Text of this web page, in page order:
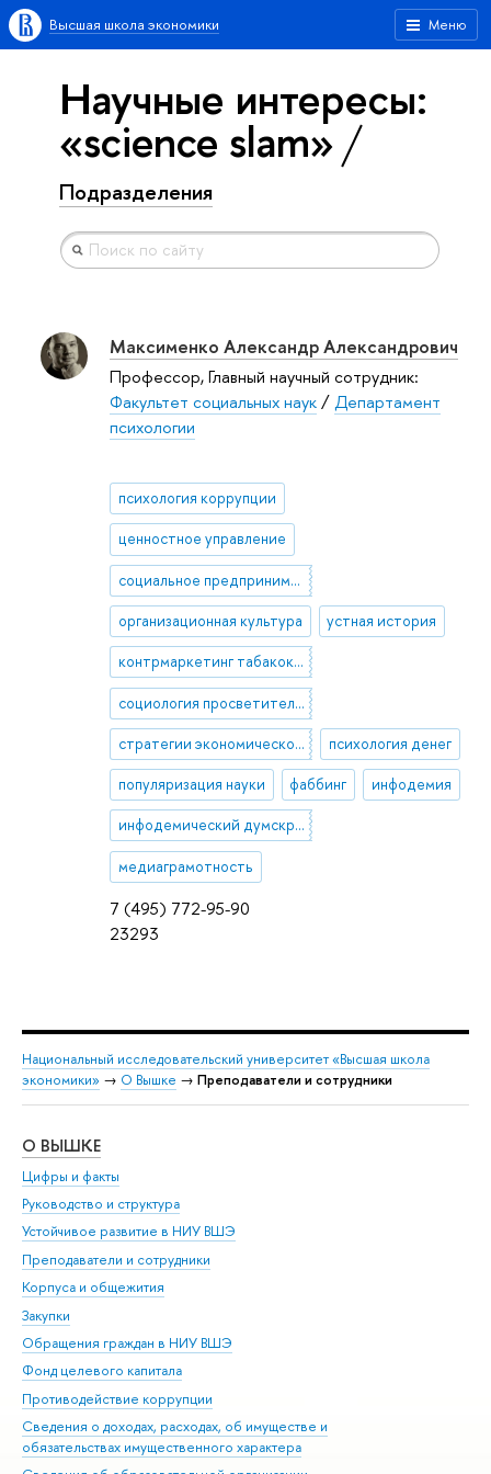
Меню
Высшая школа экономики
Научные интересы:
«science slam»
Подразделения
7 (495) 772-95-90
23293
Максименко Александр Александрович
Профессор, Главный научный сотрудник:
Факультет социальных наук/Департамент
психологии
психология коррупции
ценностное управление
социальное предпринимательство
организационная культура устная история
контрмаркетинг табакокурения
социология просветительства
стратегии экономического поведения психология денег
популяризация науки фаббинг инфодемия
инфодемический думскроллинг
медиаграмотность
Национальный исследовательский университет «Высшая школа
экономики» → О Вышке → Преподаватели и сотрудники
О ВЫШКЕ
Цифры и факты
Руководство и структура
Устойчивое развитие в НИУ ВШЭ
Преподаватели и сотрудники
Корпуса и общежития
Закупки
Обращения граждан в НИУ ВШЭ
Фонд целевого капитала
Противодействие коррупции
Сведения о доходах, расходах, об имуществе и
обязательствах имущественного характера